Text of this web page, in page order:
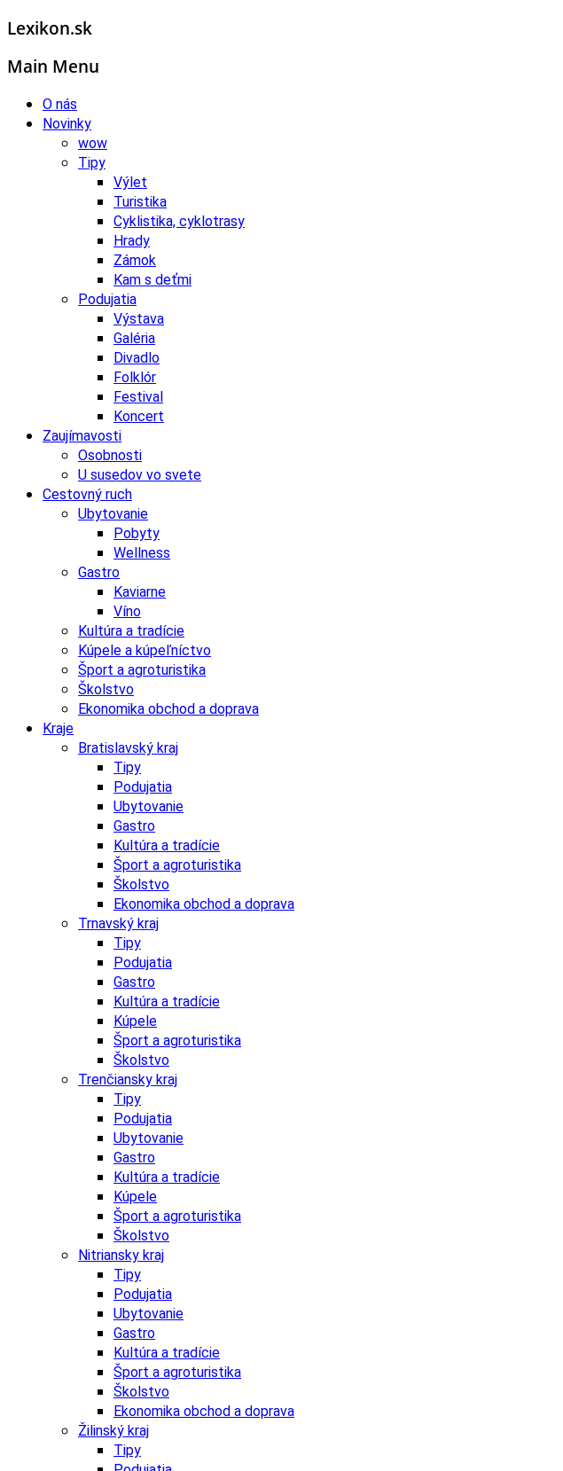
Lexikon.sk
Main Menu
O nás
Novinky
wow
Tipy
Výlet
Turistika
Cyklistika, cyklotrasy
Hrady
Zámok
Kam s deťmi
Podujatia
Výstava
Galéria
Divadlo
Folklór
Festival
Koncert
Zaujímavosti
Osobnosti
U susedov vo svete
Cestovný ruch
Ubytovanie
Pobyty
Wellness
Gastro
Kaviarne
Víno
Kultúra a tradície
Kúpele a kúpeľníctvo
Šport a agroturistika
Školstvo
Ekonomika obchod a doprava
Kraje
Bratislavský kraj
Tipy
Podujatia
Ubytovanie
Gastro
Kultúra a tradície
Šport a agroturistika
Školstvo
Ekonomika obchod a doprava
Trnavský kraj
Tipy
Podujatia
Gastro
Kultúra a tradície
Kúpele
Šport a agroturistika
Školstvo
Trenčiansky kraj
Tipy
Podujatia
Ubytovanie
Gastro
Kultúra a tradície
Kúpele
Šport a agroturistika
Školstvo
Nitriansky kraj
Tipy
Podujatia
Ubytovanie
Gastro
Kultúra a tradície
Šport a agroturistika
Školstvo
Ekonomika obchod a doprava
Žilinský kraj
Tipy